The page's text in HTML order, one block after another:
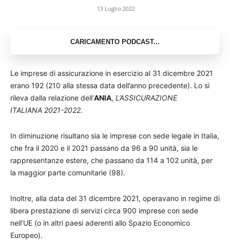
13 Luglio 2022
Le imprese di assicurazione in esercizio al 31 dicembre 2021
erano 192 (210 alla stessa data dell’anno precedente). Lo si
rileva dalla relazione dell’ANIA, L’ASSICURAZIONE
ITALIANA 2021-2022.
In diminuzione risultano sia le imprese con sede legale in Italia,
che fra il 2020 e il 2021 passano da 96 a 90 unità, sia le
rappresentanze estere, che passano da 114 a 102 unità, per
la maggior parte comunitarie (98).
Inoltre, alla data del 31 dicembre 2021, operavano in regime di
libera prestazione di servizi circa 900 imprese con sede
nell’UE (o in altri paesi aderenti allo Spazio Economico
Europeo).